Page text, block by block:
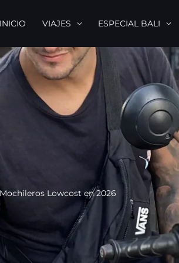
INICIO VIAJES ESPECIAL BALI
Lowcost en 2026